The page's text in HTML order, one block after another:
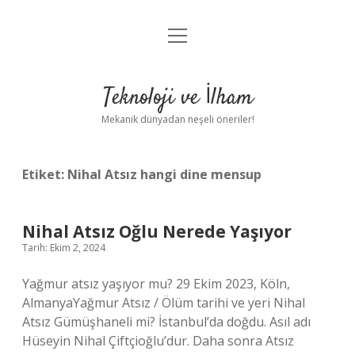
Anasayfa
Yasal Uyarı
menüyü
Teknoloji ve İlham
Mekanik dünyadan neşeli öneriler!
Etiket: Nihal Atsız hangi dine mensup
Nihal Atsız Oğlu Nerede Yaşıyor
Tarih: Ekim 2, 2024
Yağmur atsız yaşıyor mu? 29 Ekim 2023, Köln,
AlmanyaYağmur Atsız / Ölüm tarihi ve yeri Nihal
Atsız Gümüşhaneli mi? İstanbul’da doğdu. Asıl adı
Hüseyin Nihal Çiftçioğlu’dur. Daha sonra Atsız